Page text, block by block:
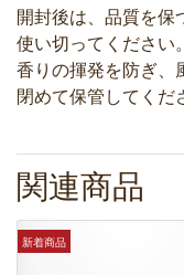
開封後は、品質を保
使い切ってください。
香りの揮発を防ぎ、
閉めて保管してくだ
関連商品
新着商品